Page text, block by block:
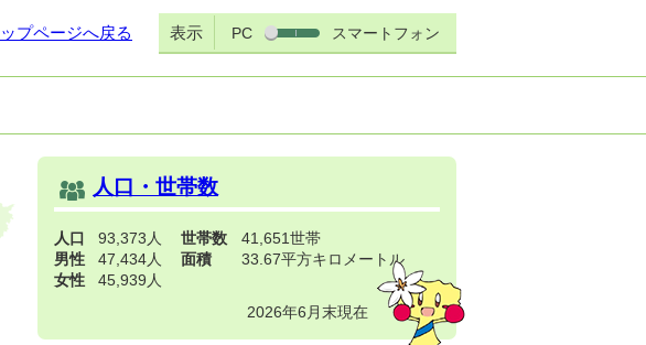
ップページへ戻る 表示 PC スマートフォン
人口・世帯数
人口
93,373人
男性
47,434人
女性
45,939人
世帯数
41,651世帯
面積
33.67平方キロメートル
2026年6月末現在